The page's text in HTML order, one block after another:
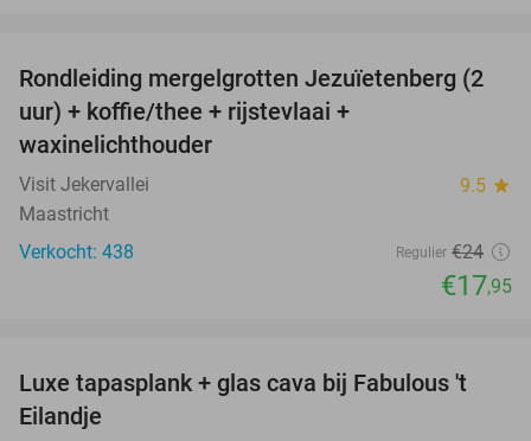
25%
Rondleiding mergelgrotten Jezuïetenberg (2
uur) + koffie/thee + rijstevlaai +
waxinelichthouder
Visit Jekervallei 9.5 star
Maastricht
Verkocht: 438
Regulier €24
€17,95
28%
Luxe tapasplank + glas cava bij Fabulous 't
Eilandje